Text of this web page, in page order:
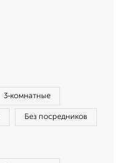
3‑комнатные
Без посредников